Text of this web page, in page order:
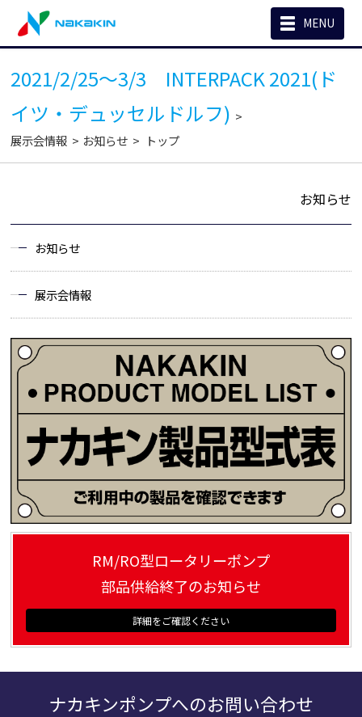
MENU
2021/2/25～3/3 INTERPACK 2021(ド
イツ・デュッセルドルフ)
展示会情報 お知らせ トップ
お知らせ
お知らせ
展示会情報
RM/RO型ロータリーポンプ
部品供給終了のお知らせ
ナカキンポンプへのお問い合わせ